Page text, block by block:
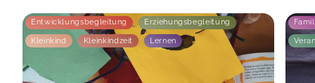
Entwicklungsbegleitung Erziehungsbegleitung
Kleinkind Kleinkindzeit Lernen